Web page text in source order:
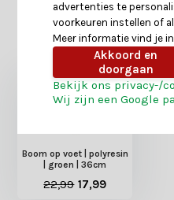
Heb je nog interesse in
producten?
Boom op voet | polyresin
| groen | 36cm
22,99 17,99
advertenties te
voorkeuren instellen of
Meer informatie vind je
Akkoord en
doorgaan
Bekijk ons privacy-/
Wij zijn een Google